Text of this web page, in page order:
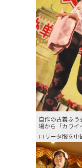
自作の古着ふ
場から「カワイ
ロリータ服を中